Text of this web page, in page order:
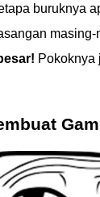
buruknya
Pokoknya